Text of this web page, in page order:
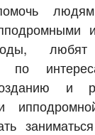
по
и
и